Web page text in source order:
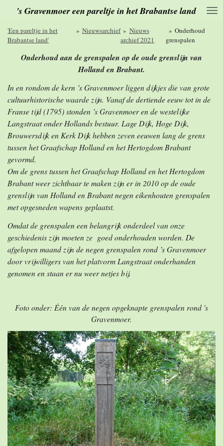
naar
de
's Gravenmoer een pareltje in het Brabantse land
'Een pareltje in het
Brabantse land'
» Nieuwsarchief » Nieuws
archief 2021
» Onderhoud
grenspalen
Onderhoud aan de grenspalen op de oude grenslijn van
Holland en Brabant.
In en rondom de kern ’s Gravenmoer liggen dijkjes die van grote
cultuurhistorische waarde zijn. Vanaf de dertiende eeuw tot in de
Franse tijd (1795) stonden ’s Gravenmoer en de westelijke
Langstraat onder Hollands bestuur. Lage Dijk, Hoge Dijk,
Brouwersdijk en Kerk Dijk hebben zeven eeuwen lang de grens
tussen het Graafschap Holland en het Hertogdom Brabant
gevormd.
Om de grenstussen het Graafschap Holland en het Hertogdom
Brabantweer zichtbaar te maken zijn er in 2010 op de oude
grenslijn van Holland en Brabant negen eikenhouten grenspalen
met opgesneden wapens geplaatst.
Omdat de grenspalen een belangrijk onderdeel van onze
geschiedenis zijn moeten ze goed onderhouden worden. De
afgelopen maand zijn de negen grenspalen rond ’s Gravenmoer
door vrijwilligers van het platvorm Langstraat onderhanden
genomen en staan er nu weer netjes bij.
Foto onder: Één van de negen opgeknapte grenspalen rond 's
Gravenmoer.